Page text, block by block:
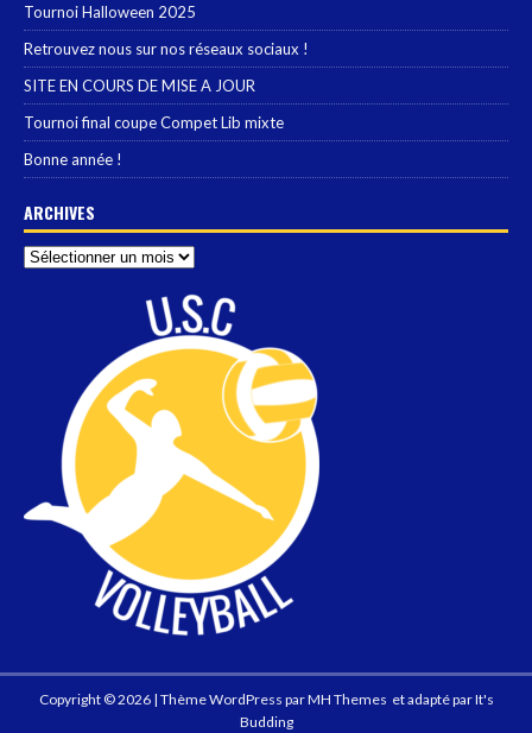
Tournoi Halloween 2025
Retrouvez nous sur nos réseaux sociaux !
SITE EN COURS DE MISE A JOUR
Tournoi final coupe Compet Lib mixte
Bonne année !
ARCHIVES
Copyright © 2026 | Thème WordPress parMH Themes et adapté parIt's
Budding